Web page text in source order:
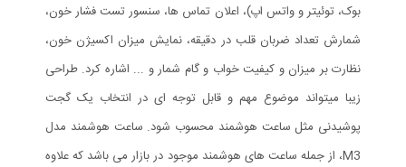
بوک، توئیتر و واتس اپ)، اعلان تماس ها، سنسور تست فشار خون،
شمارش تعداد ضربان قلب در دقیقه، نمایش میزان اکسیژن خون،
نظارت بر میزان و کیفیت خواب و گام شمار و ... اشاره کرد. طراحی
زیبا میتواند موضوع مهم و قابل توجه ای در انتخاب یک گجت
پوشیدنی مثل ساعت هوشمند محسوب شود. ساعت هوشمند مدل
M3، از جمله ساعت های هوشمند موجود در بازار می باشد که علاوه